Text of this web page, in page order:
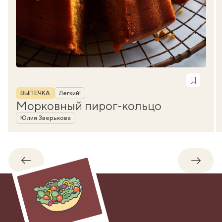
Рубрика
ВЫПЕЧКА Легкий!
Морковный пирог-кольцо
Автор
Юлия Зверькова
Обратно